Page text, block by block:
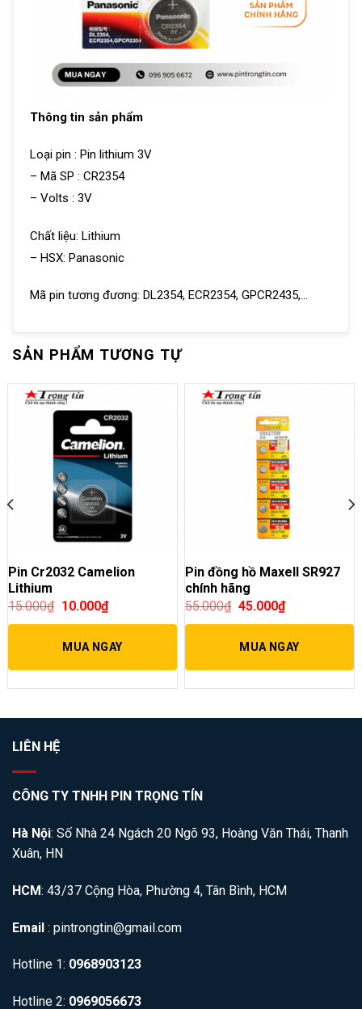
Thông tin sản phẩm
Loại pin : Pin lithium 3V
– Mã SP : CR2354
– Volts : 3V
Chất liệu: Lithium
– HSX: Panasonic
Mã pin tương đương: DL2354, ECR2354, GPCR2435,…
SẢN PHẨM TƯƠNG TỰ
Pin Cr2032 Camelion
Lithium
15.000₫ 10.000₫
MUA NGAY
Pin đồng hồ Maxell SR927
chính hãng
55.000₫ 45.000₫
MUA NGAY
LIÊN HỆ
CÔNG TY TNHH PIN TRỌNG TÍN
Hà Nội: Số Nhà 24 Ngách 20 Ngõ 93, Hoàng Văn Thái, Thanh
Xuân, HN
HCM: 43/37 Cộng Hòa, Phường 4, Tân Bình, HCM
Email : pintrongtin@gmail.com
Hotline 1: 0968903123
Hotline 2: 0969056673